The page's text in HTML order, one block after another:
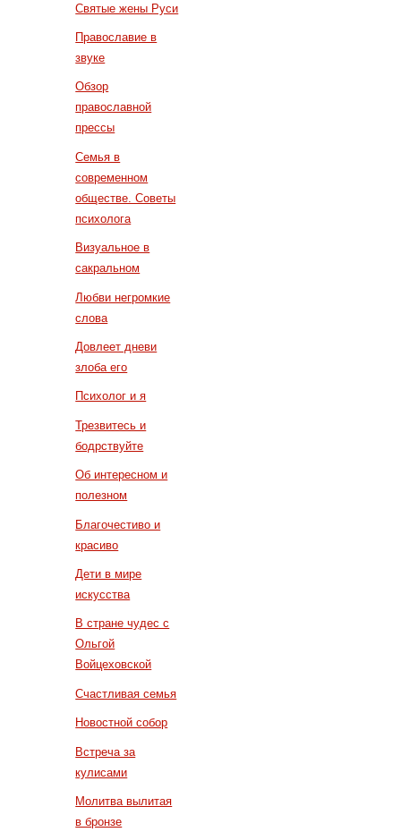
Святые жены Руси
Православие в
звуке
Обзор
православной
прессы
Семья в
современном
обществе. Советы
психолога
Визуальное в
сакральном
Любви негромкие
слова
Довлеет дневи
злоба его
Психолог и я
Трезвитесь и
бодрствуйте
Об интересном и
полезном
Благочестиво и
красиво
Дети в мире
искусства
В стране чудес с
Ольгой
Войцеховской
Счастливая семья
Новостной собор
Встреча за
кулисами
Молитва вылитая
в бронзе